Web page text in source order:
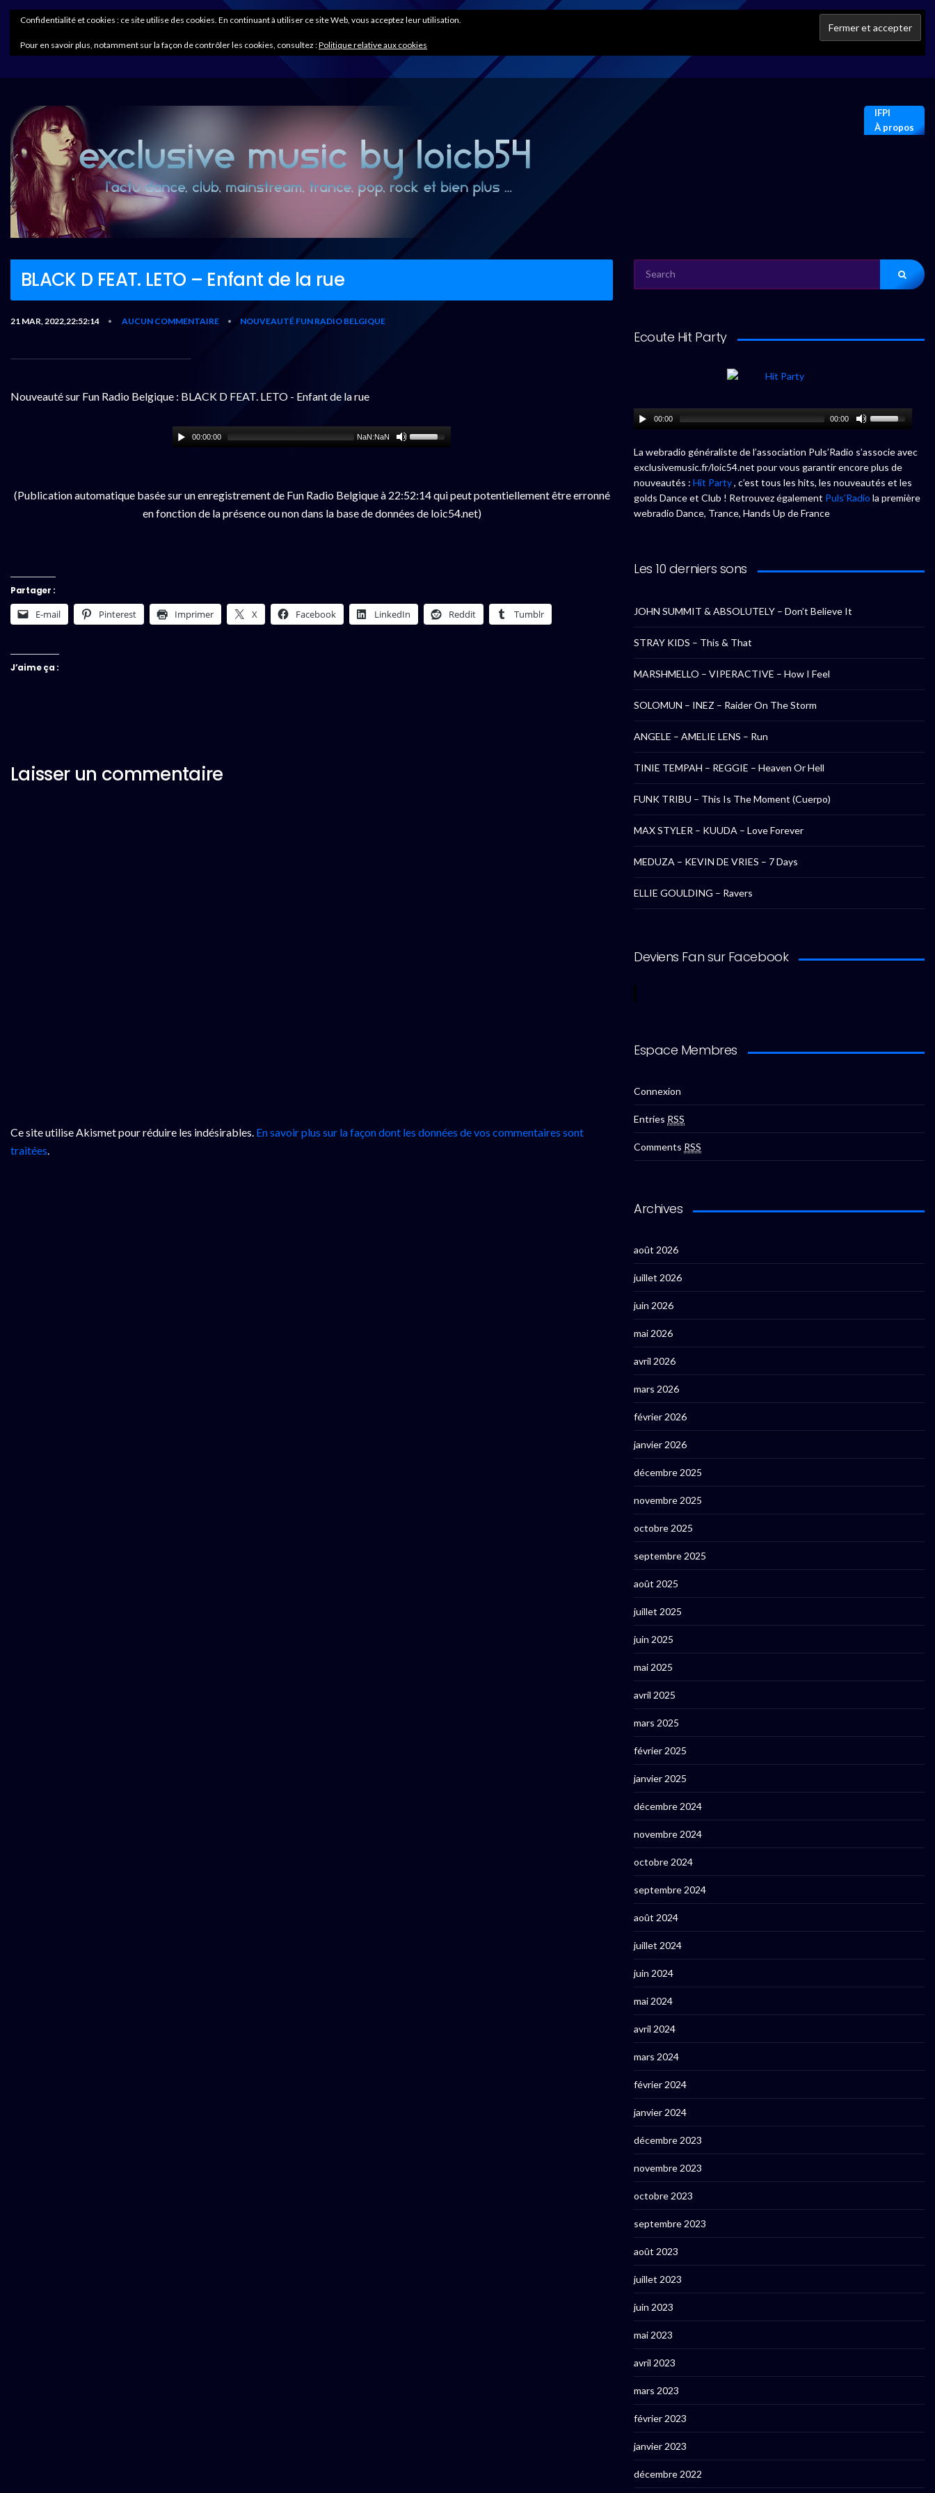
IFPI
À propos
BLACK D FEAT. LETO – Enfant de la rue
21 MAR, 2022,22:52:14 • AUCUN COMMENTAIRE • NOUVEAUTÉ FUN RADIO BELGIQUE
Nouveauté sur Fun Radio Belgique : BLACK D FEAT. LETO - Enfant de la rue
00:00:00 NaN:NaN
(Publication automatique basée sur un enregistrement de Fun Radio Belgique à 22:52:14 qui peut potentiellement être erronné
en fonction de la présence ou non dans la base de données de loic54.net)
Partager :
E-mail Pinterest Imprimer X Facebook LinkedIn Reddit Tumblr
J’aime ça :
Laisser un commentaire
Ce site utilise Akismet pour réduire les indésirables. En savoir plus sur la façon dont les données de vos commentaires sont
traitées.
FOR:
Ecoute Hit Party
00:00 00:00
La webradio généraliste de l’association Puls’Radio s’associe avec
exclusivemusic.fr/loic54.net pour vous garantir encore plus de
nouveautés : Hit Party, c’est tous les hits, les nouveautés et les
golds Dance et Club ! Retrouvez également Puls’Radio la première
webradio Dance, Trance, Hands Up de France
Les 10 derniers sons
JOHN SUMMIT & ABSOLUTELY – Don’t Believe It
STRAY KIDS – This & That
MARSHMELLO – VIPERACTIVE – How I Feel
SOLOMUN – INEZ – Raider On The Storm
ANGELE – AMELIE LENS – Run
TINIE TEMPAH – REGGIE – Heaven Or Hell
FUNK TRIBU – This Is The Moment (Cuerpo)
MAX STYLER – KUUDA – Love Forever
MEDUZA – KEVIN DE VRIES – 7 Days
ELLIE GOULDING – Ravers
Deviens Fan sur Facebook
Espace Membres
Connexion
Entries RSS
Comments RSS
Archives
août 2026
juillet 2026
juin 2026
mai 2026
avril 2026
mars 2026
février 2026
janvier 2026
décembre 2025
novembre 2025
octobre 2025
septembre 2025
août 2025
juillet 2025
juin 2025
mai 2025
avril 2025
mars 2025
février 2025
janvier 2025
décembre 2024
novembre 2024
octobre 2024
septembre 2024
août 2024
juillet 2024
juin 2024
mai 2024
avril 2024
mars 2024
février 2024
janvier 2024
décembre 2023
novembre 2023
octobre 2023
septembre 2023
août 2023
juillet 2023
juin 2023
mai 2023
avril 2023
mars 2023
février 2023
janvier 2023
décembre 2022
Confidentialité et cookies : ce site utilise des cookies. En continuant à utiliser ce site Web, vous acceptez leur utilisation.
Pour en savoir plus, notamment sur la façon de contrôler les cookies, consultez :Politique relative aux cookies